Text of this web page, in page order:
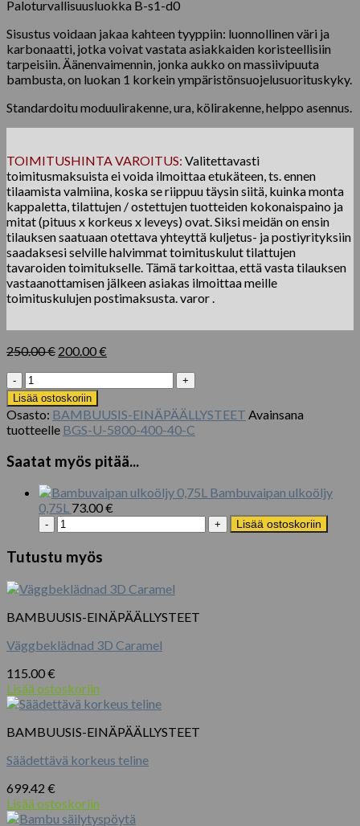
Paloturvallisuusluokka B-s1-d0
Sisustus voidaan jakaa kahteen tyyppiin: luonnollinen väri ja
karbonaatti, jotka voivat vastata asiakkaiden koristeellisiin
tarpeisiin. Äänenvaimennin, jonka aukko on massiivipuuta
bambusta, on luokan 1 korkein ympäristönsuojelusuorituskyky.
Standardoitu moduulirakenne, ura, kölirakenne, helppo asennus.
TOIMITUSHINTA VAROITUS: Valitettavasti
toimitusmaksuista ei voida ilmoittaa etukäteen, ts. ennen
tilaamista valmiina, koska se riippuu täysin siitä, kuinka monta
kappaletta, tilattujen / ostettujen tuotteiden kokonaispaino ja
mitat (pituus x korkeus x leveys) ovat. Siksi meidän on ensin
tilauksen saatuaan otettava yhteyttä kuljetus- ja postiyrityksiin
saadaksesi selville halvimmat toimituskulut tilattujen
tavaroiden toimitukselle. Tämä tarkoittaa, että vasta tilauksen
vastaanottamisen jälkeen asiakas ilmoittaa meille
toimituskulujen postimaksusta. varor .
250.00€ Alkuperäinen
250.00 €.
200.00€
Korvakäsitelty
kiinteä
bambu
3
kerrosta
akustista
seinäpaneelia
kattovuorausta
määrä
Lisää ostoskoriin
Osasto: BAMBUUSIS-EINÄPÄÄLLYSTEET Avainsana
tuotteelle BGS-U-5800-400-40-C
Saatat myös pitää...
Bambuvaipan ulkoöljy
0,75L 73.00€
Bambuvaipan
ulkoöljy
0,75L
määrä
Lisää ostoskoriin
Tutustu myös
BAMBUUSIS-EINÄPÄÄLLYSTEET
Väggbeklädnad 3D Caramel
115.00€
Lisää ostoskoriin
BAMBUUSIS-EINÄPÄÄLLYSTEET
Säädettävä korkeus teline
699.42 €
Lisää ostoskoriin